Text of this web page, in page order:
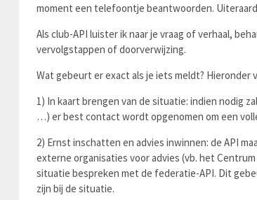
moment een telefoontje beantwoorden.
Als club-API luister ik naar je vraag of verhaal,
vervolgstappen of doorverwijzing.
Wat gebeurt er exact als je iets meldt? Hieronder
1) In kaart brengen van de situatie: indien nodig
…) er best contact wordt opgenomen om een
2) Ernst inschatten en advies inwinnen: de API
externe organisaties voor advies (vb. het
situatie bespreken met de federatie-API. Dit
zijn bij de situatie.